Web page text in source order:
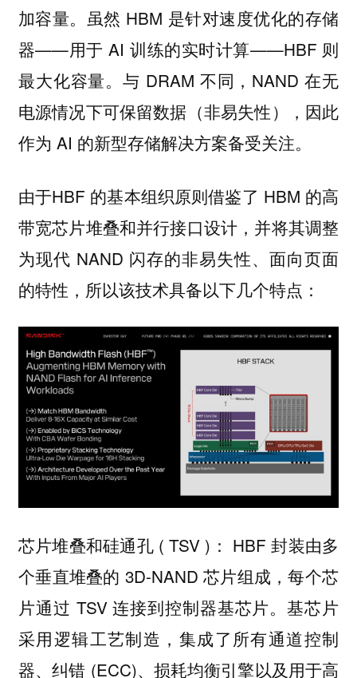
加容量。虽然 HBM 是针对速度优化的存储
器——用于 AI 训练的实时计算——HBF 则
最大化容量。与 DRAM 不同，NAND 在无
电源情况下可保留数据（非易失性），因此
作为 AI 的新型存储解决方案备受关注。
由于HBF 的基本组织原则借鉴了 HBM 的高
带宽芯片堆叠和并行接口设计，并将其调整
为现代 NAND 闪存的非易失性、面向页面
的特性，所以该技术具备以下几个特点：
芯片堆叠和硅通孔 ( TSV )： HBF 封装由多
个垂直堆叠的 3D-NAND 芯片组成，每个芯
片通过 TSV 连接到控制器基芯片。基芯片
采用逻辑工艺制造，集成了所有通道控制
器、纠错 (ECC)、损耗均衡引擎以及用于高